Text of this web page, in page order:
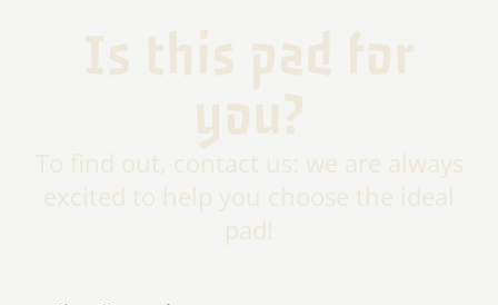
Is this pad for
you?
To find out, contact us: we are always
excited to help you choose the ideal
pad!